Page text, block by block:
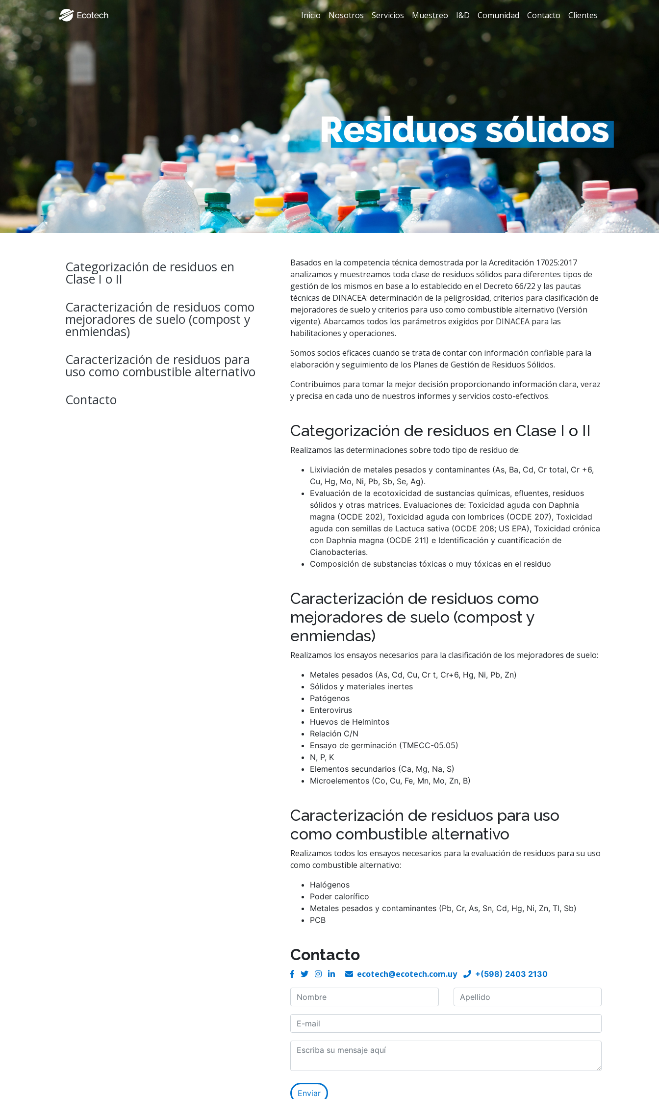
Inicio Nosotros Servicios Muestreo I&D Comunidad Contacto Clientes
Categorización de residuos en
Clase I o II
Caracterización de residuos como
mejoradores de suelo (compost y
enmiendas)
Caracterización de residuos para
uso como combustible alternativo
Contacto
Basados en la competencia técnica demostrada por la Acreditación 17025:2017
analizamos y muestreamos toda clase de residuos sólidos para diferentes tipos de
gestión de los mismos en base a lo establecido en el Decreto 66/22 y las pautas
técnicas de DINACEA: determinación de la peligrosidad, criterios para clasificación de
mejoradores de suelo y criterios para uso como combustible alternativo (Versión
vigente). Abarcamos todos los parámetros exigidos por DINACEA para las
habilitaciones y operaciones.
Somos socios eficaces cuando se trata de contar con información confiable para la
elaboración y seguimiento de los Planes de Gestión de Residuos Sólidos.
Contribuimos para tomar la mejor decisión proporcionando información clara, veraz
y precisa en cada uno de nuestros informes y servicios costo-efectivos.
Categorización de residuos en Clase I o II
Realizamos las determinaciones sobre todo tipo de residuo de:
Lixiviación de metales pesados y contaminantes (As, Ba, Cd, Cr total, Cr +6,
Cu, Hg, Mo, Ni, Pb, Sb, Se, Ag).
Evaluación de la ecotoxicidad de sustancias químicas, efluentes, residuos
sólidos y otras matrices. Evaluaciones de: Toxicidad aguda con Daphnia
magna (OCDE 202), Toxicidad aguda con lombrices (OCDE 207), Toxicidad
aguda con semillas de Lactuca sativa (OCDE 208; US EPA), Toxicidad crónica
con Daphnia magna (OCDE 211) e Identificación y cuantificación de
Cianobacterias.
Composición de substancias tóxicas o muy tóxicas en el residuo
Caracterización de residuos como
mejoradores de suelo (compost y
enmiendas)
Realizamos los ensayos necesarios para la clasificación de los mejoradores de suelo:
Metales pesados (As, Cd, Cu, Cr t, Cr+6, Hg, Ni, Pb, Zn)
Sólidos y materiales inertes
Patógenos
Enterovirus
Huevos de Helmintos
Relación C/N
Ensayo de germinación (TMECC-05.05)
N, P, K
Elementos secundarios (Ca, Mg, Na, S)
Microelementos (Co, Cu, Fe, Mn, Mo, Zn, B)
Caracterización de residuos para uso
como combustible alternativo
Realizamos todos los ensayos necesarios para la evaluación de residuos para su uso
como combustible alternativo:
Halógenos
Poder calorífico
Metales pesados y contaminantes (Pb, Cr, As, Sn, Cd, Hg, Ni, Zn, Tl, Sb)
PCB
Contacto
ecotech@ecotech.com.uy +(598) 2403 2130
If you
human,
ignore
this